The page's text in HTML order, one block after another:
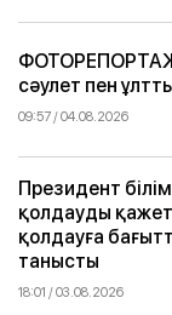
сәулет пен
09:57 / 04.08.2026
Президент
қолдауды
қолдауға
танысты
18:01 / 03.08.2026